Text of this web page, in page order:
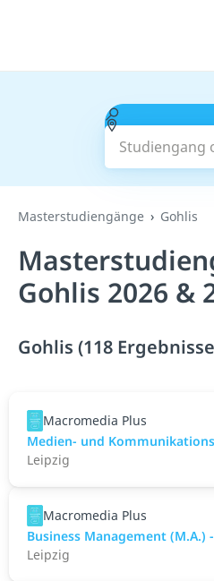
Studiengang
Masterstudiengänge Gohlis
Gohlis 2026 &
Gohlis (118
Macromedia Plus
Medien- und
Leipzig
Macromedia Plus
Business Management (M.A.)
Leipzig